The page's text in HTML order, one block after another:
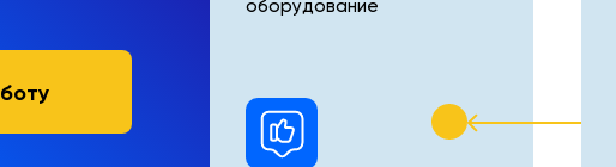
оборудование